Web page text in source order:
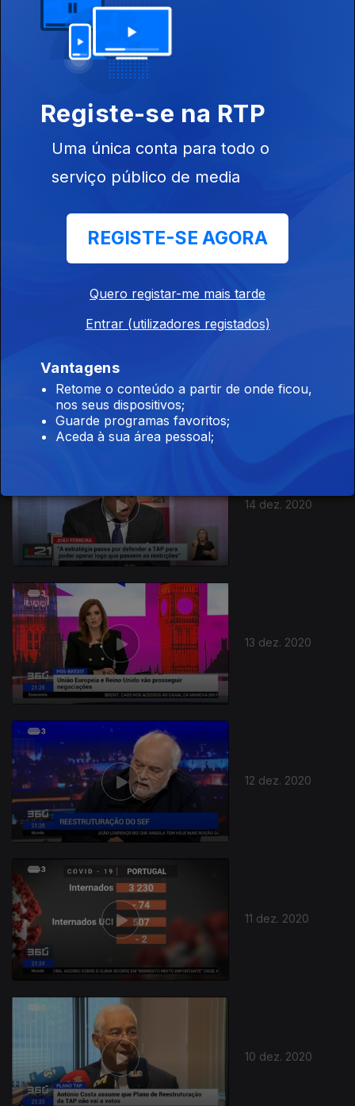
16 dez. 2020
14 dez. 2020
13 dez. 2020
12 dez. 2020
11 dez. 2020
10 dez. 2020
Registe-se na RTP
Uma única conta para todo o
serviço público de media
REGISTE-SE AGORA
Quero registar-me mais tarde
Entrar (utilizadores registados)
Vantagens
Retome o conteúdo a partir de onde ficou,
nos seus dispositivos;
Guarde programas favoritos;
Aceda à sua área pessoal;